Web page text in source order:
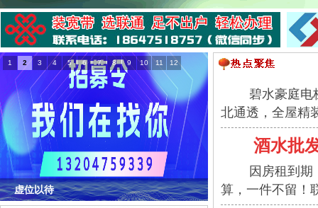
虚位以待
1 2 3 4 5 6 7 8 9 10 11 12
碧水豪庭电梯
北通透，全屋精
酒水批
因房租到期，
算，一件不留！